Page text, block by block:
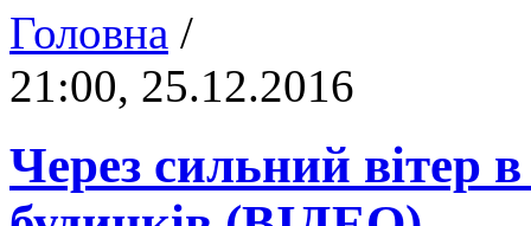
Головна /
21:00, 25.12.2016
Через сильний вітер